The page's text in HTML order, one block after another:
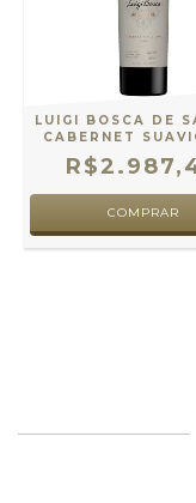
LUIGI BOSCA DE
CABERNET